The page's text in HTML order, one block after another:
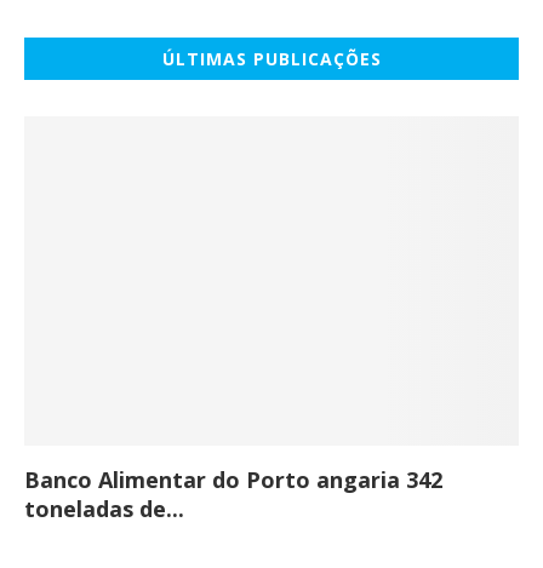
ÚLTIMAS PUBLICAÇÕES
Banco Alimentar do Porto angaria 342
toneladas de...